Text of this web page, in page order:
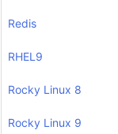
Redis
RHEL9
Rocky Linux 8
Rocky Linux 9